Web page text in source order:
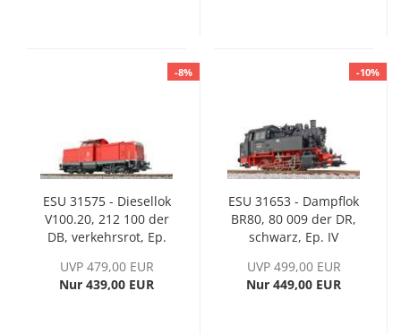
-8%
ESU 31575 - Diesellok
V100.20, 212 100 der
DB, verkehrsrot, Ep.
UVP 479,00 EUR
Nur 439,00 EUR
-10%
ESU 31653 - Dampflok
BR80, 80 009 der DR,
schwarz, Ep. IV
UVP 499,00 EUR
Nur 449,00 EUR